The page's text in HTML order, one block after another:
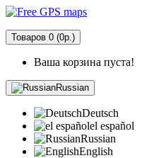
Товаров 0 (0р.)
Ваша корзина пуста!
Russian
Deutsch
el español
Russian
English